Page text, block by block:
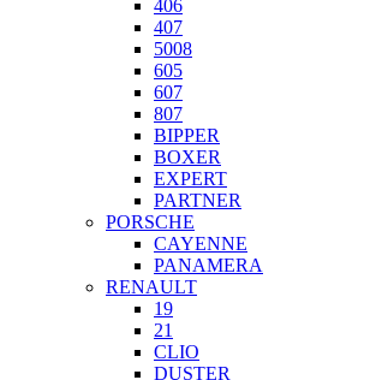
406
407
5008
605
607
807
BIPPER
BOXER
EXPERT
PARTNER
PORSCHE
CAYENNE
PANAMERA
RENAULT
19
21
CLIO
DUSTER